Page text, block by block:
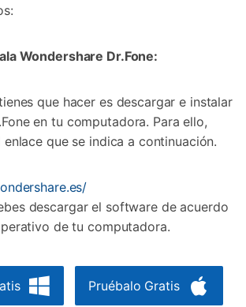
Wondershare Dr.Fone:
que hacer es descargar e instalar
en tu computadora. Para ello,
enlace que se indica a continuación.
descargar el software de acuerdo
de tu computadora.
Pruébalo Gratis